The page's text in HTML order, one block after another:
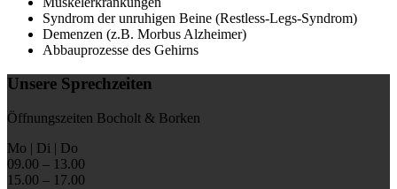
Syndrom der unruhigen Beine (Restless-Legs-Syndrom)
Demenzen (z.B. Morbus Alzheimer)
Abbauprozesse des Gehirns
Unsere Sprechzeiten
Öffnungszeiten Bocholt & Borken
Mo | Di | Do
09.00 – 13.00
15.00 – 17.00